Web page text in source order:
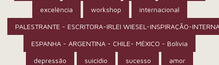
excelência workshop internacional
PALESTRANTE - ESCRITORA-IRLEI WIESEL-INSPIRAÇÃO-
ESPANHA - ARGENTINA - CHILE- MÉXICO - Bolívia
depressão suicídio sucesso amor